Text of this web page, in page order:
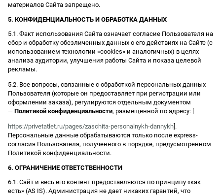
материалов Сайта запрещено.
5. КОНФИДЕНЦИАЛЬНОСТЬ И ОБРАБОТКА ДАННЫХ
5.1. Факт использования Сайта означает согласие Пользователя на
сбор и обработку обезличенных данных о его действиях на Сайте (с
использованием технологии «cookies» и аналогичных) в целях
анализа аудитории, улучшения работы Сайта и показа целевой
рекламы.
5.2. Все вопросы, связанные с обработкой персональных данных
Пользователя (которые он предоставляет при регистрации или
оформлении заказа), регулируются отдельным документом
— Политикой конфиденциальности, размещенной по адресу: [
https://privetatlet.ru/pages/zaschita-personalnykh-dannykh ].
Персональные данные обрабатываются только после express-
согласия Пользователя, полученного в порядке, предусмотренном
Политикой конфиденциальности.
6. ОГРАНИЧЕНИЕ ОТВЕТСТВЕННОСТИ
6.1. Сайт и весь его контент предоставляются по принципу «как
есть» (AS IS). Администрация не дает никаких гарантий, что